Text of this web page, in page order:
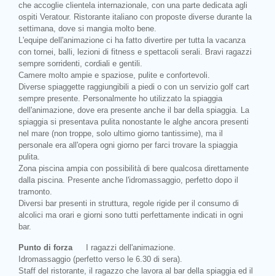
che accoglie clientela internazionale, con una parte dedicata agli
ospiti Veratour. Ristorante italiano con proposte diverse durante la
settimana, dove si mangia molto bene.
L'equipe dell'animazione ci ha fatto divertire per tutta la vacanza
con tornei, balli, lezioni di fitness e spettacoli serali. Bravi ragazzi
sempre sorridenti, cordiali e gentili.
Camere molto ampie e spaziose, pulite e confortevoli.
Diverse spiaggette raggiungibili a piedi o con un servizio golf cart
sempre presente. Personalmente ho utilizzato la spiaggia
dell'animazione, dove era presente anche il bar della spiaggia. La
spiaggia si presentava pulita nonostante le alghe ancora presenti
nel mare (non troppe, solo ultimo giorno tantissime), ma il
personale era all'opera ogni giorno per farci trovare la spiaggia
pulita.
Zona piscina ampia con possibilità di bere qualcosa direttamente
dalla piscina. Presente anche l'idromassaggio, perfetto dopo il
tramonto.
Diversi bar presenti in struttura, regole rigide per il consumo di
alcolici ma orari e giorni sono tutti perfettamente indicati in ogni
bar.
Punto di forza
I ragazzi dell'animazione.
Idromassaggio (perfetto verso le 6.30 di sera).
Staff del ristorante, il ragazzo che lavora al bar della spiaggia ed il